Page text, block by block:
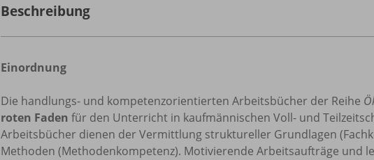
Beschreibung
Einordnung
Die handlungs- und kompetenzorientierten Arbeitsbücher der Reihe
roten Faden für den Unterricht in kaufmännischen Voll- und
Arbeitsbücher dienen der Vermittlung struktureller Grundlagen
Methoden (Methodenkompetenz). Motivierende Arbeitsaufträge und